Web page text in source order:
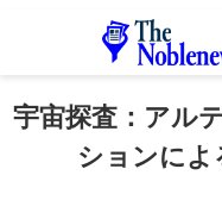
宇宙探査：アル
ションによ